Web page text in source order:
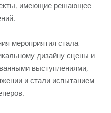
имеющие решающее
мероприятия стала
дизайну сцены и
выступлениями,
и стали испытанием